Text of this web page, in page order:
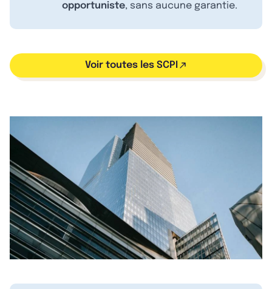
opportuniste, sans aucune garantie.
Voir toutes les SCPI